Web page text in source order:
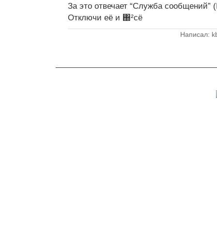
За это отвечает “Служба сообщений”
Отключи её и ΀²сё
Написал: